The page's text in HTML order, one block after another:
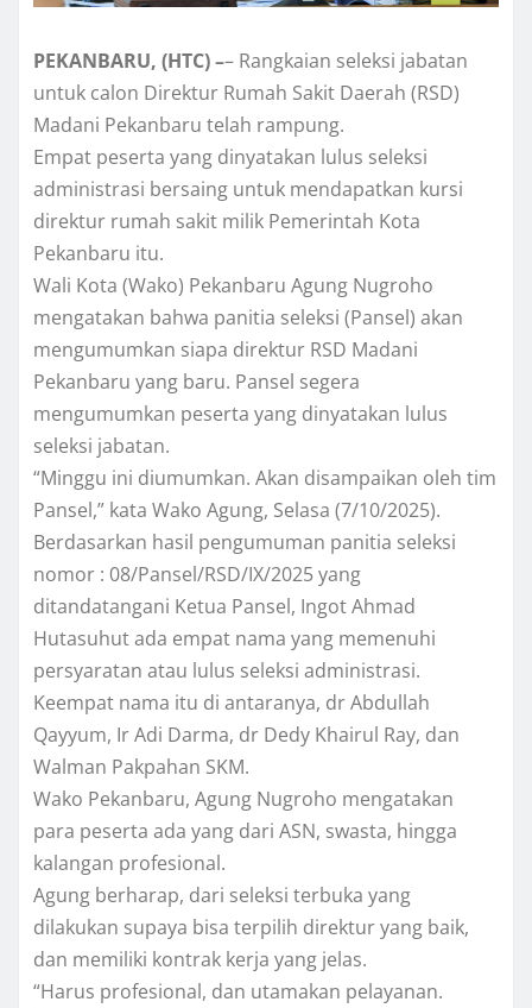
PEKANBARU, (HTC) –– Rangkaian seleksi jabatan
untuk calon Direktur Rumah Sakit Daerah (RSD)
Madani Pekanbaru telah rampung.
Empat peserta yang dinyatakan lulus seleksi
administrasi bersaing untuk mendapatkan kursi
direktur rumah sakit milik Pemerintah Kota
Pekanbaru itu.
Wali Kota (Wako) Pekanbaru Agung Nugroho
mengatakan bahwa panitia seleksi (Pansel) akan
mengumumkan siapa direktur RSD Madani
Pekanbaru yang baru. Pansel segera
mengumumkan peserta yang dinyatakan lulus
seleksi jabatan.
“Minggu ini diumumkan. Akan disampaikan oleh tim
Pansel,” kata Wako Agung, Selasa (7/10/2025).
Berdasarkan hasil pengumuman panitia seleksi
nomor : 08/Pansel/RSD/IX/2025 yang
ditandatangani Ketua Pansel, Ingot Ahmad
Hutasuhut ada empat nama yang memenuhi
persyaratan atau lulus seleksi administrasi.
Keempat nama itu di antaranya, dr Abdullah
Qayyum, Ir Adi Darma, dr Dedy Khairul Ray, dan
Walman Pakpahan SKM.
Wako Pekanbaru, Agung Nugroho mengatakan
para peserta ada yang dari ASN, swasta, hingga
kalangan profesional.
Agung berharap, dari seleksi terbuka yang
dilakukan supaya bisa terpilih direktur yang baik,
dan memiliki kontrak kerja yang jelas.
“Harus profesional, dan utamakan pelayanan.